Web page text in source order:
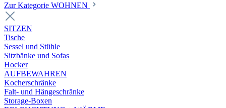
Zur Kategorie WOHNEN
SITZEN
Tische
Sessel und Stühle
Sitzbänke und Sofas
Hocker
AUFBEWAHREN
Kocherschränke
Falt- und Hängeschränke
Storage-Boxen